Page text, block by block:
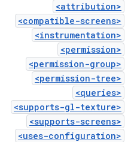
<attribution>
<compatible-screens>
<instrumentation>
<permission>
<permission-group>
<permission-tree>
<queries>
<supports-gl-texture>
<supports-screens>
<uses-configuration>